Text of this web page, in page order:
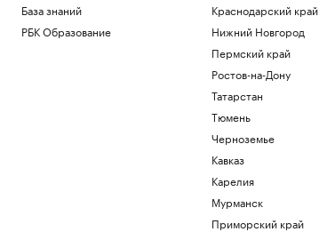
База знаний
РБК Образование
Краснодарский край
Нижний Новгород
Пермский край
Ростов-на-Дону
Татарстан
Тюмень
Черноземье
Кавказ
Карелия
Мурманск
Приморский край